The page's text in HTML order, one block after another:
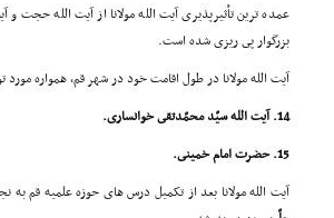
عمده ترین تأثیرپذیرى آیت الله مولانا از آیت الله
بزرگوار پى ریزى شده است.
آیت الله مولانا در طول اقامت خود در شهر قم، همواره
14. آیت الله سیّد محمّدتقى خوانسارى.
15. حضرت امام خمینى.
آیت الله مولانا بعد از تکمیل درس هاى حوزه علمیه